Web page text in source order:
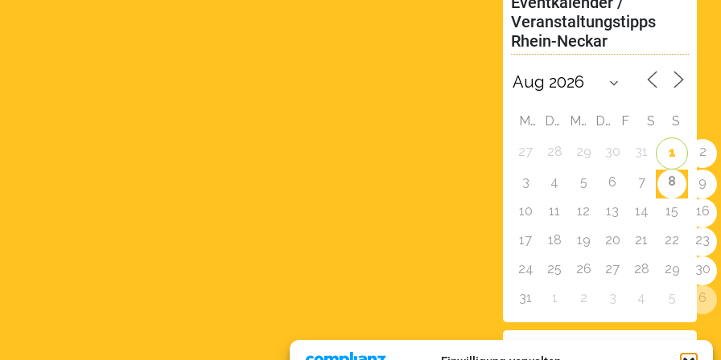
Veranstaltungstipps
Rhein-Neckar
M D M D F S
S
27
28 29 30 31 1
2
3
4 5 6 7 8
9
10
11 12 13 14 15
16
17
18 19 20 21 22
23
24
25 26 27 28 29
30
31
1 2 3 4 5 6